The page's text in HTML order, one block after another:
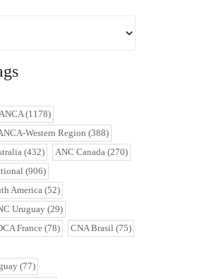
(1178)
Western Region (388)
(432) ANC Canada (270)
(906)
America (52)
Uruguay(29)
France (78) CNA Brasil (75)
(77)